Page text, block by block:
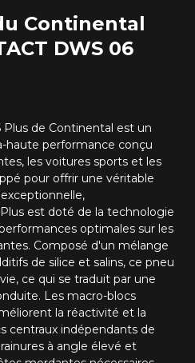
Continental
DWS 06
Plus de Continental est un
haute performance conçu
les voitures sports et les
pour offrir une véritable
est doté de la technologie
optimales sur les
Composé d'un mélange
de silice et salins, ce pneu
ce qui se traduit par une
Les macro-blocs
la réactivité et la
centraux indépendants de
à angle élevé et